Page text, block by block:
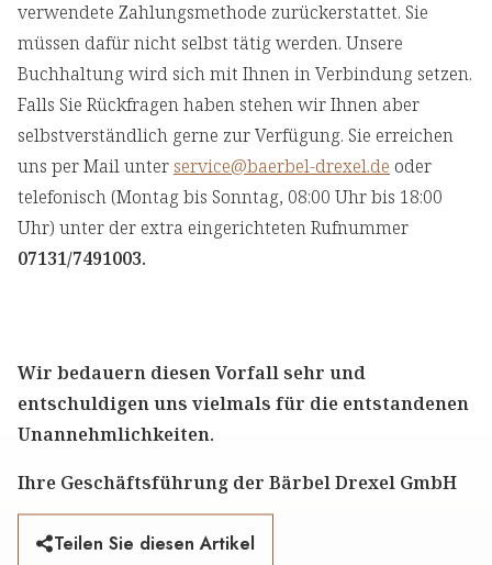
verwendete Zahlungsmethode zurückerstattet. Sie
müssen dafür nicht selbst tätig werden. Unsere
Buchhaltung wird sich mit Ihnen in Verbindung setzen.
Falls Sie Rückfragen haben stehen wir Ihnen aber
selbstverständlich gerne zur Verfügung. Sie erreichen
uns per Mail unter service@baerbel-drexel.de oder
telefonisch (Montag bis Sonntag, 08:00 Uhr bis 18:00
Uhr) unter der extra eingerichteten Rufnummer
07131/7491003.
Wir bedauern diesen Vorfall sehr und
entschuldigen uns vielmals für die entstandenen
Unannehmlichkeiten.
Ihre Geschäftsführung der Bärbel Drexel GmbH
Teilen Sie diesen Artikel